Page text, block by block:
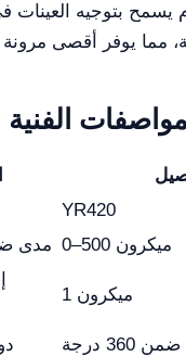
يسمح بتوجيه العينات
YR420
مدى
0–500 ميكرون
1 ميكرون
360 درجة